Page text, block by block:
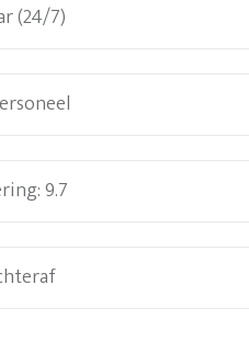
(24/7)
9.7